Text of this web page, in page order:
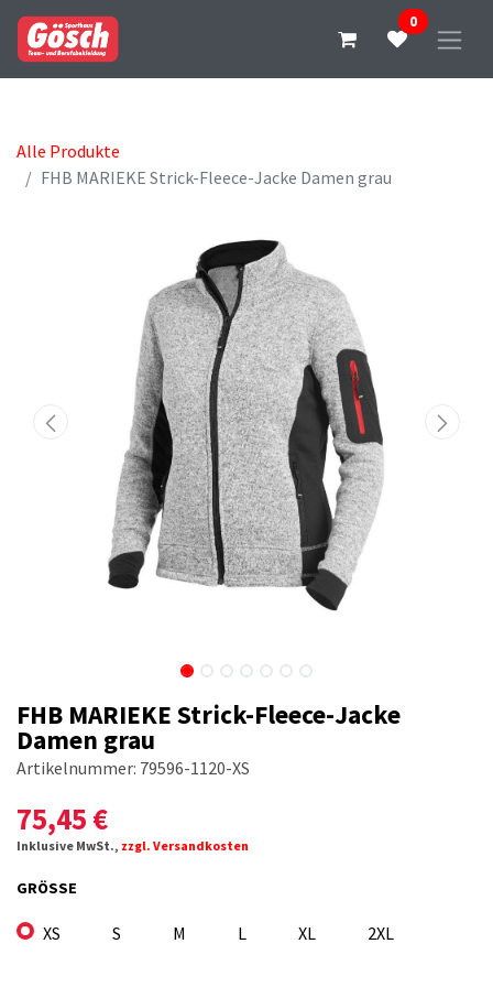
0
Alle Produkte
FHB MARIEKE Strick-Fleece-Jacke Damen grau
FHB MARIEKE Strick-Fleece-Jacke
Damen grau
Artikelnummer: 79596-1120-XS
75,45 €
Inklusive MwSt., zzgl. Versandkosten
GRÖSSE
XS S M L XL 2XL